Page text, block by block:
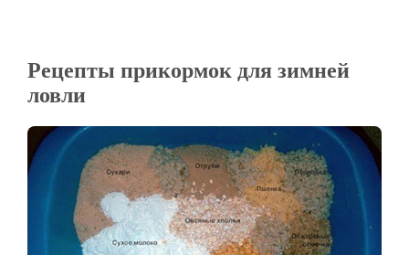
Рецепты прикормок для зимней
ловли